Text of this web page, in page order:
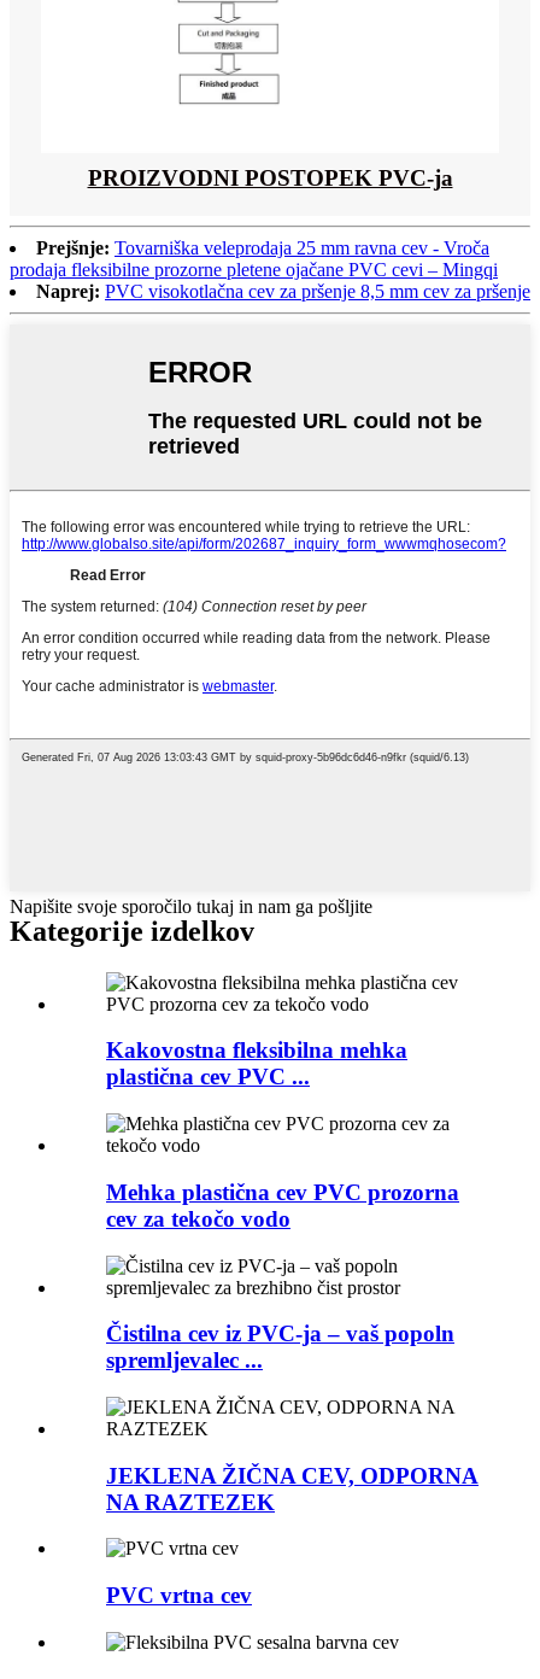
PROIZVODNI POSTOPEK PVC-ja
Prejšnje: Tovarniška veleprodaja 25 mm ravna cev - Vroča
prodaja fleksibilne prozorne pletene ojačane PVC cevi – Mingqi
Naprej: PVC visokotlačna cev za pršenje 8,5 mm cev za pršenje
Napišite svoje sporočilo tukaj in nam ga pošljite
Kategorije izdelkov
Kakovostna fleksibilna mehka
plastična cev PVC ...
Mehka plastična cev PVC prozorna
cev za tekočo vodo
Čistilna cev iz PVC-ja – vaš popoln
spremljevalec ...
JEKLENA ŽIČNA CEV, ODPORNA
NA RAZTEZEK
PVC vrtna cev